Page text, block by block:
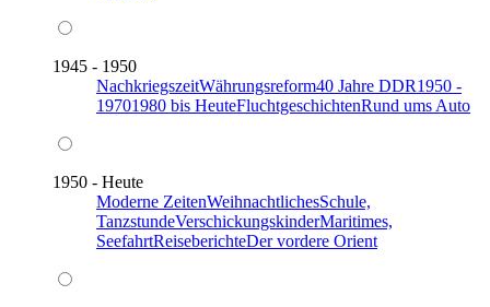
1945 - 1950
NachkriegszeitWährungsreform40 Jahre DDR1950 -
19701980 bis HeuteFluchtgeschichtenRund ums Auto
1950 - Heute
Moderne ZeitenWeihnachtlichesSchule,
TanzstundeVerschickungskinderMaritimes,
SeefahrtReiseberichteDer vordere Orient